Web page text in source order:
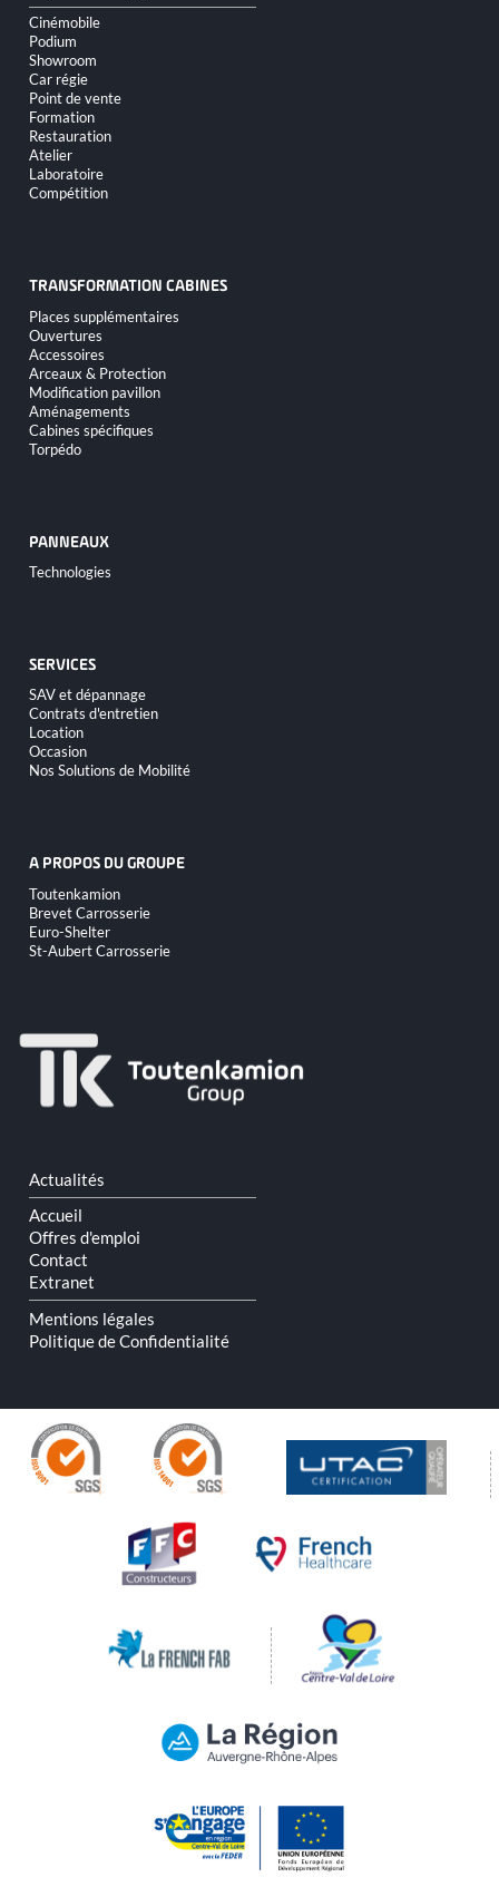
Cinémobile
Podium
Showroom
Car régie
Point de vente
Formation
Restauration
Atelier
Laboratoire
Compétition
TRANSFORMATION CABINES
Aller
au
contenu
Places supplémentaires
Ouvertures
Accessoires
Arceaux & Protection
Modification pavillon
Aménagements
Cabines spécifiques
Torpédo
PANNEAUX
Aller
au
Technologies
SERVICES
Aller
au
contenu
SAV et dépannage
Contrats d'entretien
Location
Occasion
Nos Solutions de Mobilité
A PROPOS DU GROUPE
Aller
au
contenu
Toutenkamion
Brevet Carrosserie
Euro-Shelter
St-Aubert Carrosserie
Aller
au
contenu
Actualités
Accueil
Offres d'emploi
Contact
Extranet
Mentions légales
Politique de Confidentialité